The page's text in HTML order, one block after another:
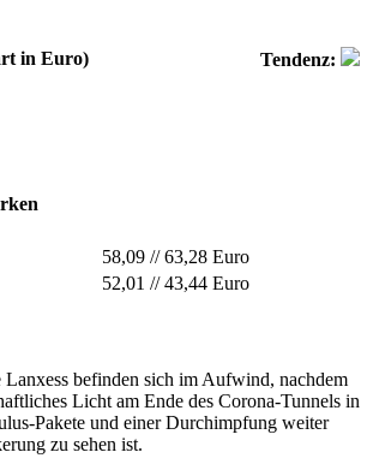
in Euro) Tendenz:
58,09 //63,28 Euro
52,01 //43,44 Euro
befinden sich im Aufwind, nachdem
Licht am Ende des Corona-Tunnels in
Pakete und einer Durchimpfung weiter
zu sehen ist.